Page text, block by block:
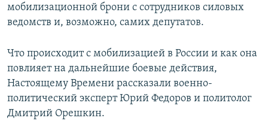
мобилизационной брони с сотрудников силовых
ведомств и, возможно, самих депутатов.
Что происходит с мобилизацией в России и как она
повлияет на дальнейшие боевые действия,
Настоящему Времени рассказали военно-
политический эксперт Юрий Федоров и политолог
Дмитрий Орешкин.